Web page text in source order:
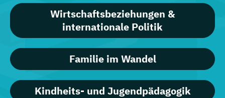
Wirtschaftsbeziehungen &
internationale Politik
Familie im Wandel
Kindheits- und Jugendpädagogik